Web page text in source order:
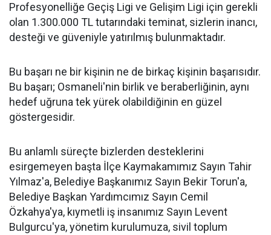
Profesyonelliğe Geçiş Ligi ve Gelişim Ligi için gerekli
olan 1.300.000 TL tutarındaki teminat, sizlerin inancı,
desteği ve güveniyle yatırılmış bulunmaktadır.
Bu başarı ne bir kişinin ne de birkaç kişinin başarısıdır.
Bu başarı; Osmaneli'nin birlik ve beraberliğinin, aynı
hedef uğruna tek yürek olabildiğinin en güzel
göstergesidir.
Bu anlamlı süreçte bizlerden desteklerini
esirgemeyen başta İlçe Kaymakamımız Sayın Tahir
Yılmaz'a, Belediye Başkanımız Sayın Bekir Torun'a,
Belediye Başkan Yardımcımız Sayın Cemil
Özkahya'ya, kıymetli iş insanımız Sayın Levent
Bulgurcu'ya, yönetim kurulumuza, sivil toplum